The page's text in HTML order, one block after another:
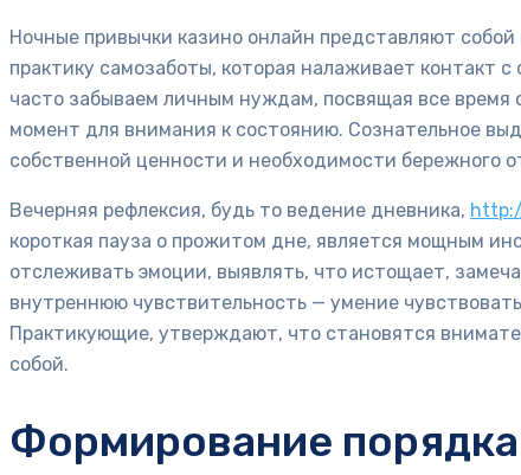
Ночные привычки казино онлайн представляют
практику самозаботы, которая налаживает контакт
часто забываем личным нуждам, посвящая все
момент для внимания к состоянию. Сознательное
собственной ценности и необходимости бережного
Вечерняя рефлексия, будь то ведение дневника,
короткая пауза о прожитом дне, является мощным
отслеживать эмоции, выявлять, что истощает,
внутреннюю чувствительность — умение
Практикующие, утверждают, что становятся
собой.
Формирование